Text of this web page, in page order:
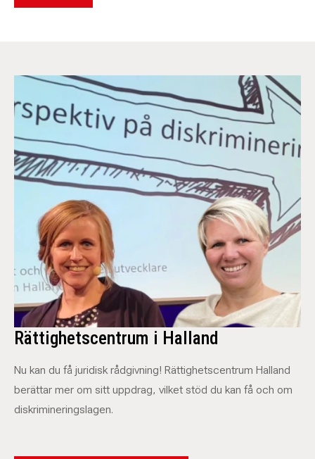
Rättighetscentrum i Halland
Nu kan du få juridisk rådgivning! Rättighetscentrum Halland
berättar mer om sitt uppdrag, vilket stöd du kan få och om
diskrimineringslagen.